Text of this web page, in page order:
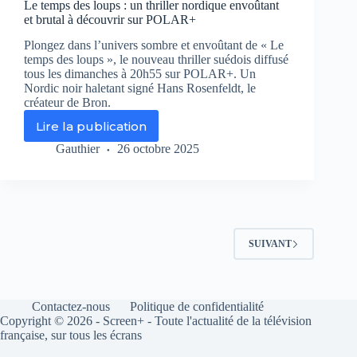
Le temps des loups : un thriller nordique envoûtant
et brutal à découvrir sur POLAR+
Plongez dans l’univers sombre et envoûtant de « Le
temps des loups », le nouveau thriller suédois diffusé
tous les dimanches à 20h55 sur POLAR+. Un
Nordic noir haletant signé Hans Rosenfeldt, le
créateur de Bron.
Lire la publication
Le
temps
découvrir
sur
POLAR+
Gauthier 26 octobre 2025
SUIVANT
Contactez-nous
Politique de confidentialité
Copyright © 2026 - Screen+ - Toute l'actualité de la télévision
française, sur tous les écrans